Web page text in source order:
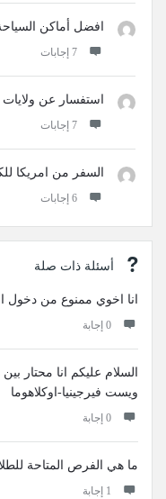
افضل أماكن
‫7 إجابات
استفسار عن ولايات
‫7 إجابات
السفر من امريكا
‫6 إجابات
أسئلة ذات صلة
انا اخوي ممنوع من دخول
‫0 إجابة
السلام عليكم انا محتار
ويست فيرجينيا-اوكلاهوما
‫0 إجابة
ما هي الفرص المتاحة
‫1 إجابة